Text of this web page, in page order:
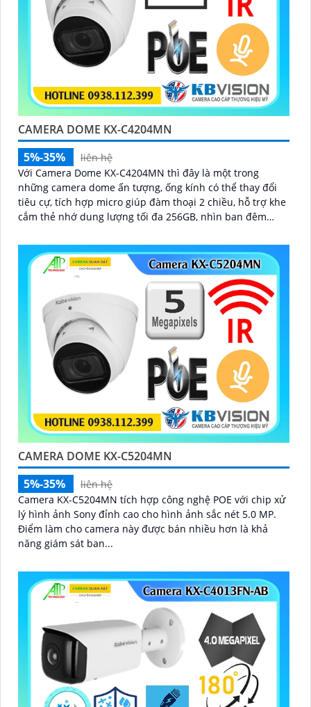
CAMERA DOME KX-C4204MN
5%-35%
liên hệ
Với Camera Dome KX-C4204MN thì đây là một trong
những camera dome ấn tượng, ống kính có thể thay đổi
tiêu cự, tích hợp micro giúp đàm thoại 2 chiều, hỗ trợ khe
cắm thẻ nhớ dung lượng tối đa 256GB, nhìn ban đêm
CAMERA DOME KX-C5204MN
5%-35%
liên hệ
Camera KX-C5204MN tích hợp công nghệ POE với chip xử
lý hình ảnh Sony đỉnh cao cho hình ảnh sắc nét 5.0 MP.
Điểm làm cho camera này được bán nhiều hơn là khả
năng giám sát ban...